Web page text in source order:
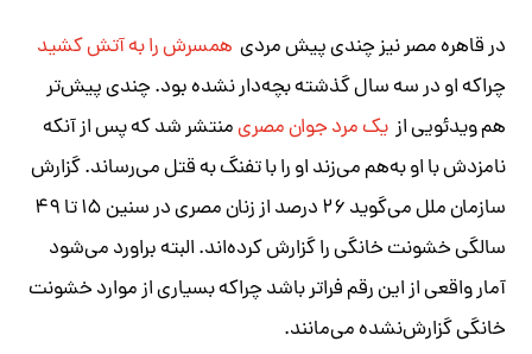
در قاهره مصر نیز چندی پیش مردی همسرش را به آتش کشید
چراکه او در سه سال گذشته بچه‌دار نشده بود. چندی پیش‌تر
هم ویدئویی از یک مرد جوان مصریمنتشر شد که پس از آنکه
نامزدش با او به‌هم می‌زند او را با تفنگ به قتل می‌رساند. گزارش
سازمان ملل می‌گوید ۲۶ درصد از زنان مصری در سنین ۱۵ تا ۴۹
سالگی خشونت خانگی را گزارش کرده‌اند. البته براورد می‌شود
آمار واقعی از این رقم فراتر باشد چراکه بسیاری از موارد خشونت
خانگی گزارش‌نشده می‌مانند.